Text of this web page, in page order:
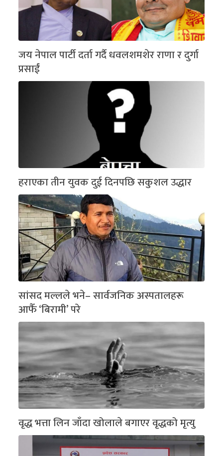
जय नेपाल पार्टी दर्ता गर्दै धवलशमशेर राणा र दुर्गा
प्रसाईं
हराएका तीन युवक दुई दिनपछि सकुशल उद्धार
सांसद मल्लले भने– सार्वजनिक अस्पतालहरू
आफैँ ‘बिरामी’ परे
वृद्ध भत्ता लिन जाँदा खोलाले बगाएर वृद्धको मृत्यु